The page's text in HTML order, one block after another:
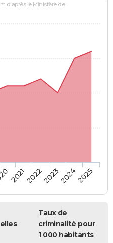
d'après le Ministère de
20212022202320242025
Taux de
criminalité pour
1 000 habitants